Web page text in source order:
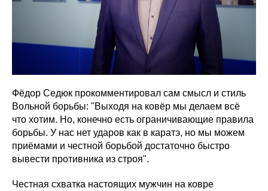
Фёдор Седюк прокомментировал сам смысл и стиль
Вольной борьбы: "Выходя на ковёр мы делаем всё
что хотим. Но, конечно есть ограничивающие правила
борьбы. У нас нет ударов как в каратэ, но мы можем
приёмами и честной борьбой достаточно быстро
вывести противника из строя".
Честная схватка настоящих мужчин на ковре